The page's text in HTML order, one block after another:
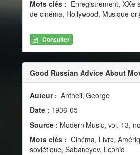
Mots clés : Enregistrement, XXe
de cinéma, Hollywood, Musique
Consulter
Good Russian Advice About
Auteur : Antheil, George
Date : 1936-05
Source : Modern Music, vol. 13,
Mots clés : Cinéma, Livre,
soviétique, Sabaneyev, Leonid